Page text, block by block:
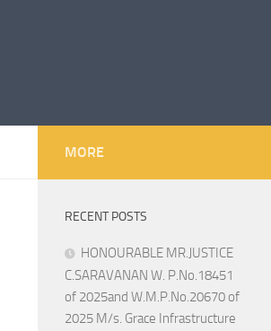
MORE
RECENT POSTS
HONOURABLE MR.JUSTICE
C.SARAVANAN W. P.No.18451
of 2025and W.M.P.No.20670 of
2025 M/s. Grace Infrastructure